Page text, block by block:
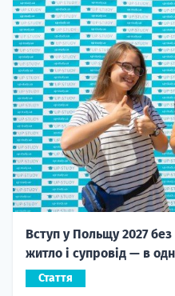
Вступ у Польщу 2027
житло і супровід — в
Стаття